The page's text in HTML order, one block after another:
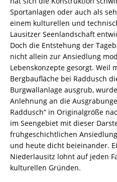
Sportanlagen oder auch als
einem kulturellen und
Lausitzer Seenlandschaft
Doch die Entstehung der
nicht allein zur Ansiedlung
Lebenskonzepte gesorgt. Weil
Bergbaufläche bei Raddusch
Burgwallanlage ausgrub,
Anlehnung an die
Raddusch“ in Originalgröße
im Seengebiet mit dieser
frühgeschichtlichen
und heute dicht beieinander.
Niederlausitz lohnt auf jeden
kulturellen Gründen.